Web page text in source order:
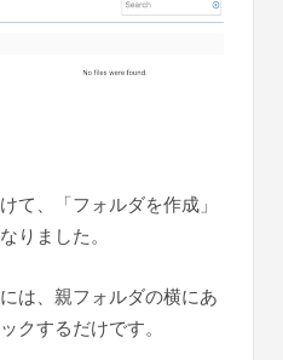
て、「フォルダを作成」
りました。
は、親フォルダの横にあ
クするだけです。